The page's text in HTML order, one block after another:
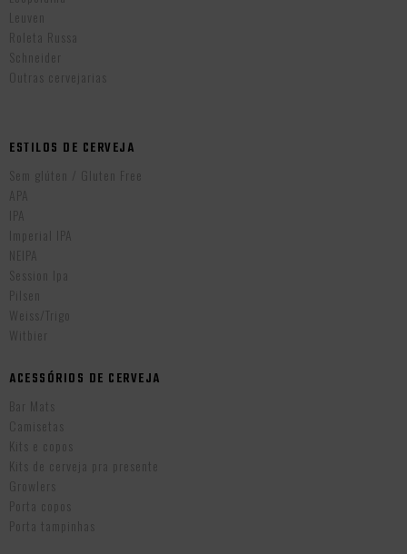
Leuven
Roleta Russa
Schneider
Outras cervejarias
ESTILOS DE CERVEJA
Sem glúten / Gluten Free
APA
IPA
Imperial IPA
NEIPA
Session Ipa
Pilsen
Weiss/Trigo
Witbier
ACESSÓRIOS DE CERVEJA
Bar Mats
Camisetas
Kits e copos
Kits de cerveja pra presente
Growlers
Porta copos
Porta tampinhas